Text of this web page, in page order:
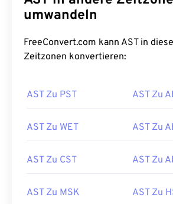
umwandeln
FreeConvert.com kann AST in
Zeitzonen konvertieren:
AST Zu PST AST Zu
AST Zu WET AST Zu
AST Zu CST AST Zu
AST Zu MSK AST Zu